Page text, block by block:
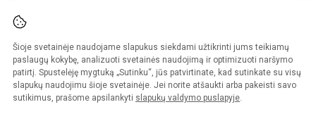
Šioje svetainėje naudojame slapukus siekdami užtikrinti jums teikiamų
paslaugų kokybę, analizuoti svetainės naudojimą ir optimizuoti naršymo
patirtį. Spustelėję mygtuką „Sutinku“, jūs patvirtinate, kad sutinkate su visų
slapukų naudojimu šioje svetainėje. Jei norite atšaukti arba pakeisti savo
sutikimus, prašome apsilankyti slapukų valdymo puslapyje.
© 2020. Kaišiadorių Vaclovo Giržado progimnazija. Visos teisės saugomos.
Kopijuoti turinį be raštiško gimnazijos sutikimo griežtai draudžiama.
Prieinamumo paraiška Slapukų valdymas
Sumanus būdas atnaujinti